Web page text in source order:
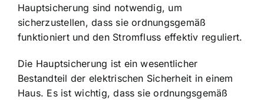
Hauptsicherung sind notwendig, um
sicherzustellen, dass sie ordnungsgemäß
funktioniert und den Stromfluss effektiv reguliert.
Die Hauptsicherung ist ein wesentlicher
Bestandteil der elektrischen Sicherheit in einem
Haus. Es ist wichtig, dass sie ordnungsgemäß